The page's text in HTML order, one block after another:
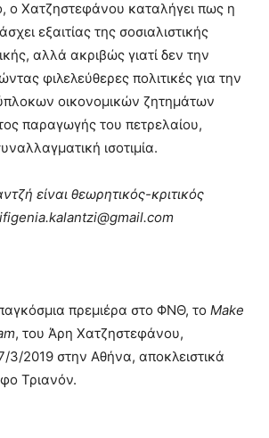
ο Χατζηστεφάνου καταλήγει πως η
εξαιτίας της σοσιαλιστικής
αλλά ακριβώς γιατί δεν την
φιλελεύθερες πολιτικές για την
οικονομικών ζητημάτων
παραγωγής του πετρελαίου,
ισοτιμία.
είναι θεωρητικός-κριτικός
ifigenia.kalantzi@gmail.com
πρεμιέρα στο ΦΝΘ, το Make
, του Άρη Χατζηστεφάνου,
3/2019 στην Αθήνα, αποκλειστικά
Τριανόν.